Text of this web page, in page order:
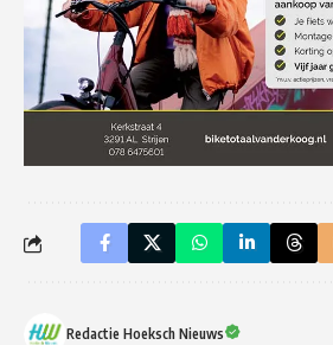
Redactie Hoeksch Nieuws